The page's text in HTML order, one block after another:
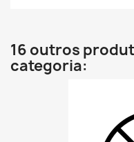
16 outros
categoria: